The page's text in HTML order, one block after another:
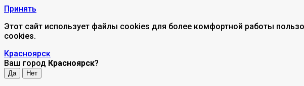
Принять
Этот сайт использует файлы cookies для более комфортной работы
cookies.
Красноярск
Ваш город Красноярск?